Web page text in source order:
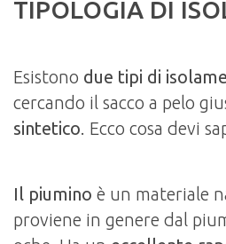
TIPOLOGIA DI
Esistono due tipi di
cercando il sacco a pelo
sintetico. Ecco cosa devi
Il piumino è un materiale
proviene in genere dal